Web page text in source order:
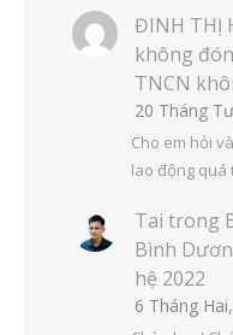
ĐINH THỊ
không
TNCN
20 Tháng
Cho em hỏi
lao động
Tai trong
Bình
hệ 2022
6 Tháng